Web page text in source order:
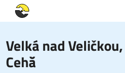
Velká nad
Cehă